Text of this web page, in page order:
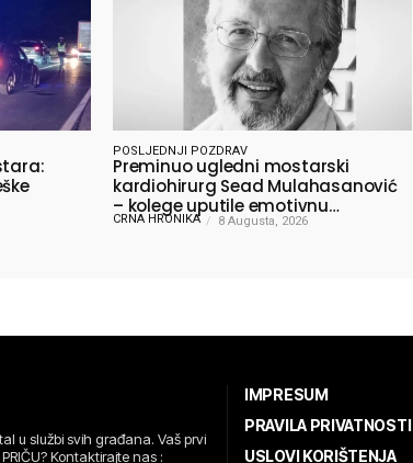
POSLJEDNJI POZDRAV
Preminuo ugledni mostarski
kardiohirurg Sead Mulahasanović
– kolege uputile emotivnu
oproštajnu poruku
CRNA HRONIKA 8 Augusta, 2026
u službi svih građana. Vaš prvi
Kontaktirajte nas :
IMPRESUM
PRAVILA PRIVATNOSTI
USLOVI KORIŠTENJA